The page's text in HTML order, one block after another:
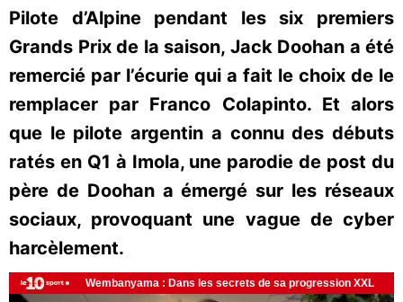
Pilote d’Alpine pendant les six premiers
Grands Prix de la saison, Jack Doohan a été
remercié par l’écurie qui a fait le choix de le
remplacer par Franco Colapinto. Et alors
que le pilote argentin a connu des débuts
ratés en Q1 à Imola, une parodie de post du
père de Doohan a émergé sur les réseaux
sociaux, provoquant une vague de cyber
harcèlement.